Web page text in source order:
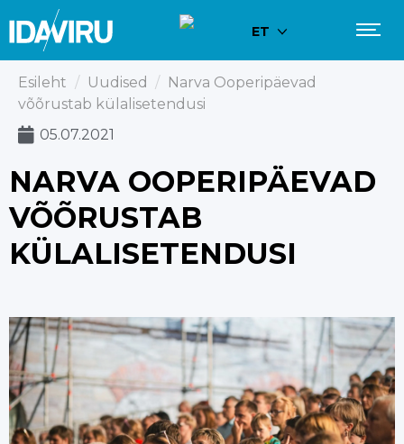
ET
Esileht / Uudised / Narva Ooperipäevad
võõrustab külalisetendusi
05.07.2021
NARVA OOPERIPÄEVAD
VÕÕRUSTAB
KÜLALISETENDUSI